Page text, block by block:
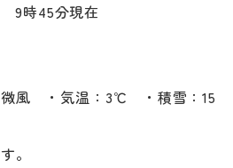
9時45分現在
微風 ・気温：3℃ ・積雪：15
。